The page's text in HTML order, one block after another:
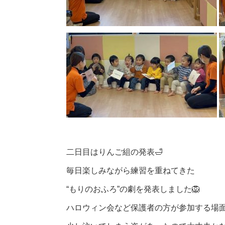
二日目はりんご組の発表🛁
毎日楽しみながら練習を重ねてきた
“もりのおふろ”の劇を発表しました🦁
ハロウィン会など保護者の方が参加する場